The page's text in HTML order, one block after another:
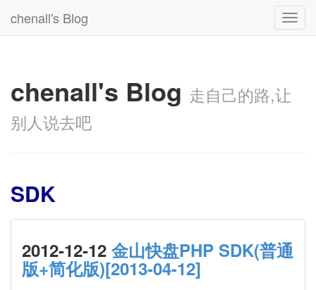
chenall's Blog
chenall's Blog 走自己的路,让
别人说去吧
SDK
2012-12-12 金山快盘PHP SDK(普通
版+简化版)[2013-04-12]